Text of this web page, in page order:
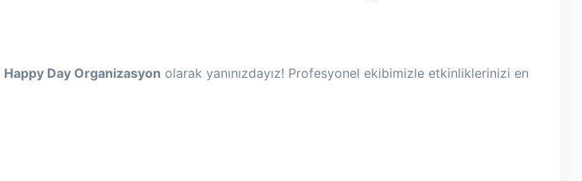
Happy Day Organizasyon olarak yanınızdayız! Profesyonel ekibimizle etkinliklerinizi en